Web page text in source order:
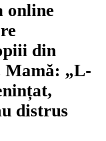
online
din
Mamă: „L-
distrus